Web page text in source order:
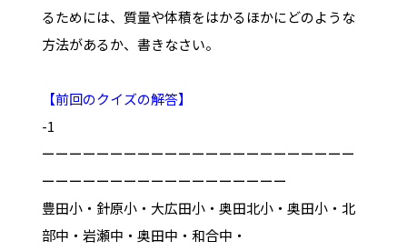
るためには、質量や体積をはかるほかにどのような
方法があるか、書きなさい。
【前回のクイズの解答】
-1
ーーーーーーーーーーーーーーーーーーーーーーー
ーーーーーーーーーーーーーーーーーー
豊田小・針原小・大広田小・奥田北小・奥田小・北
部中・岩瀬中・奥田中・和合中・